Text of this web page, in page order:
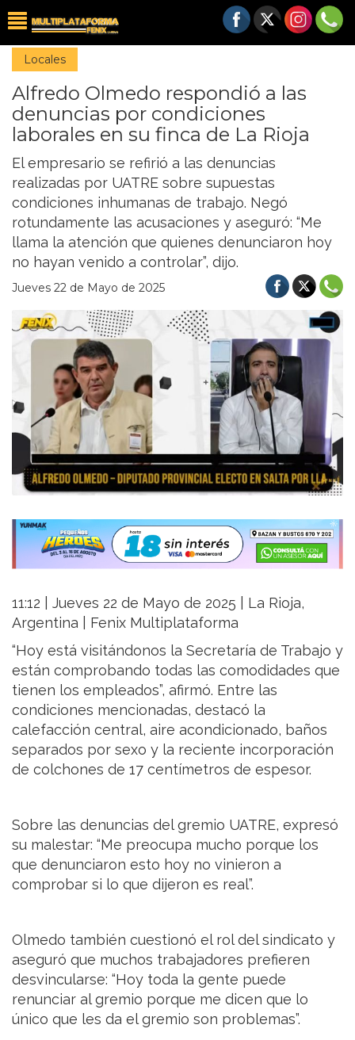
Locales
Alfredo Olmedo respondió a las
denuncias por condiciones
laborales en su finca de La Rioja
El empresario se refirió a las denuncias
realizadas por UATRE sobre supuestas
condiciones inhumanas de trabajo. Negó
rotundamente las acusaciones y aseguró: “Me
llama la atención que quienes denunciaron hoy
no hayan venido a controlar”, dijo.
Jueves 22 de Mayo de 2025
11:12 | Jueves 22 de Mayo de 2025 | La Rioja,
Argentina | Fenix Multiplataforma
“Hoy está visitándonos la Secretaría de Trabajo y
están comprobando todas las comodidades que
tienen los empleados”, afirmó. Entre las
condiciones mencionadas, destacó la
calefacción central, aire acondicionado, baños
separados por sexo y la reciente incorporación
de colchones de 17 centímetros de espesor.
Sobre las denuncias del gremio UATRE, expresó
su malestar: “Me preocupa mucho porque los
que denunciaron esto hoy no vinieron a
comprobar si lo que dijeron es real”.
Olmedo también cuestionó el rol del sindicato y
aseguró que muchos trabajadores prefieren
desvincularse: “Hoy toda la gente puede
renunciar al gremio porque me dicen que lo
único que les da el gremio son problemas”.